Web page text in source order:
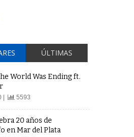
ÚLTIMAS
World Was Ending ft.
| 5593
20 años de
en Mar del Plata